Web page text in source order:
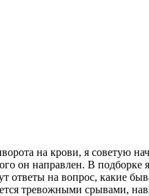
на крови, я советую
он направлен. В
на вопрос, какие
тревожными срывами,